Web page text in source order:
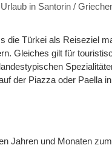
Urlaub in Santorin /
die Türkei als Reiseziel
Gleiches gilt für
der Piazza oder Paella
Jahren und Monaten